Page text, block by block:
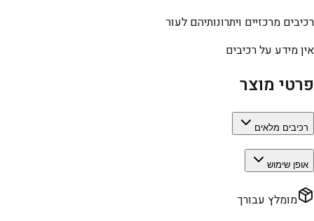
רכיבים מרכזיים ויתרונותיהם לעור
אין מידע על רכיבים
פרטי מוצר
רכיבים מלאים
אופן שימוש
מומלץ עבורך